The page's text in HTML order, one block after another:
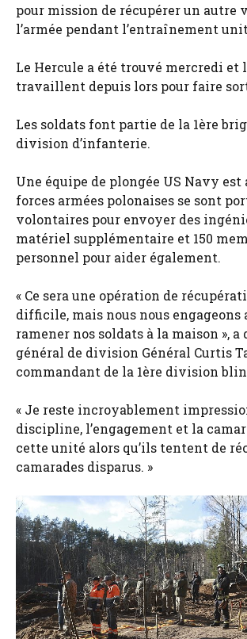
pour mission de récupérer un autre
l’armée pendant l’entraînement
Le Hercule a été trouvé mercredi et
travaillent depuis lors pour faire
Les soldats font partie de la 1ère
division d’infanterie.
Une équipe de plongée US Navy est
forces armées polonaises se sont
volontaires pour envoyer des
matériel supplémentaire et 150
personnel pour aider également.
« Ce sera une opération de
difficile, mais nous nous engageons
ramener nos soldats à la maison », a
général de division Général Curtis
commandant de la 1ère division
« Je reste incroyablement
discipline, l’engagement et la
cette unité alors qu’ils tentent de
camarades disparus. »